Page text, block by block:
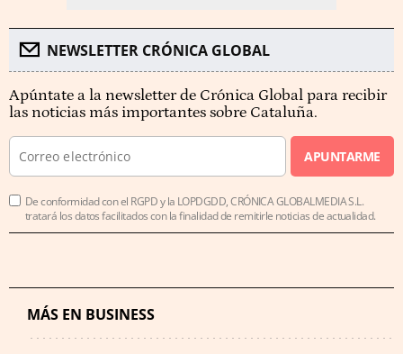
NEWSLETTER CRÓNICA GLOBAL
Apúntate a la newsletter de Crónica Global para recibir
las noticias más importantes sobre Cataluña.
APUNTARME
De conformidad con el RGPD y la LOPDGDD, CRÓNICA GLOBALMEDIA S.L.
tratará los datos facilitados con la finalidad de remitirle noticias de actualidad.
MÁS EN BUSINESS